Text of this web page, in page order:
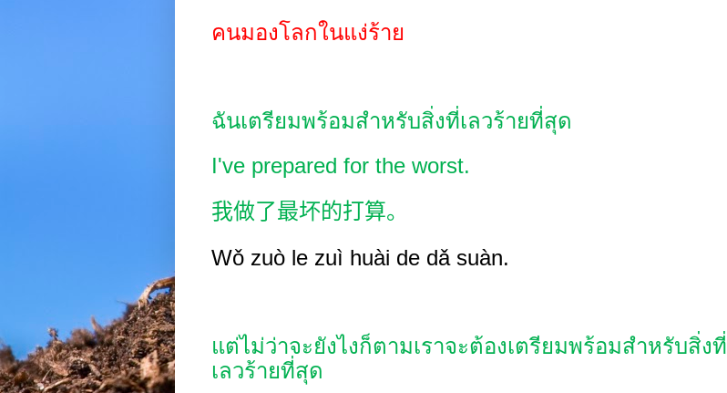
คนมองโลกในแง่ร้าย
ฉันเตรียมพร้อมสำหรับสิ่งที่เลวร้ายที่สุด
I've prepared for the worst.
我做了最坏的打算。
Wǒ zuò le zuì huài de dǎ suàn.
แต่ไม่ว่าจะยังไงก็ตามเราจะต้องเตรียมพร้อมสำหรับสิ่งที่
เลวร้ายที่สุด